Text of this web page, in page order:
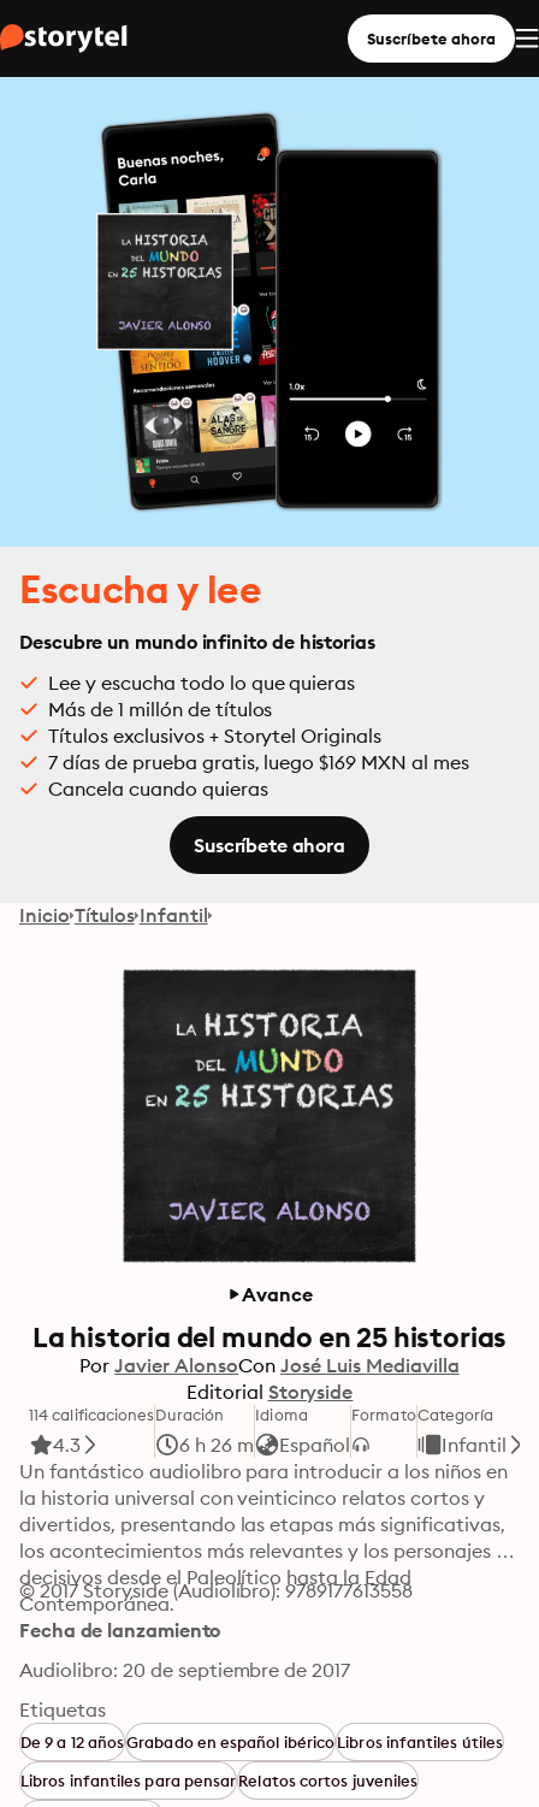
Suscríbete ahora
Escucha y lee
Descubre un mundo infinito de historias
Lee y escucha todo lo que quieras
Más de 1 millón de títulos
Títulos exclusivos + Storytel Originals
7 días de prueba gratis, luego $169 MXN al mes
Cancela cuando quieras
Suscríbete ahora
Inicio Títulos Infantil
Avance
La historia del mundo en 25 historias
Por Javier AlonsoCon José Luis Mediavilla
Editorial Storyside
114 calificaciones
4.3
Duración
6 h 26 m
Idioma
Español
FormatoCategoría
Infantil
Un fantástico audiolibro para introducir a los niños en
la historia universal con veinticinco relatos cortos y
divertidos, presentando las etapas más significativas,
los acontecimientos más relevantes y los personajes
decisivos desde el Paleolítico hasta la Edad
Contemporánea.
© 2017 Storyside (Audiolibro): 9789177613558
Fecha de lanzamiento
Audiolibro: 20 de septiembre de 2017
Etiquetas
De 9 a 12 añosGrabado en español ibéricoLibros infantiles útiles
Libros infantiles para pensarRelatos cortos juveniles